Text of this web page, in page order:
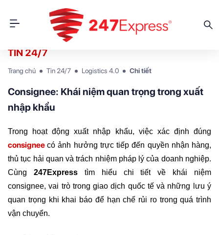
TIN 24/7
Trang chủ Tin 24/7 Logistics 4.0 Chi tiết
Consignee: Khái niệm quan trọng trong xuất
nhập khẩu
consignee có ảnh hưởng trực tiếp đến quyền nhận hàng,
thủ tục hải quan và trách nhiệm pháp lý của doanh nghiệp.
Cùng 247Express tìm hiểu chi tiết về khái niệm
consignee, vai trò trong giao dịch quốc tế và những lưu ý
quan trọng khi khai báo để hạn chế rủi ro trong quá trình
vận chuyển.